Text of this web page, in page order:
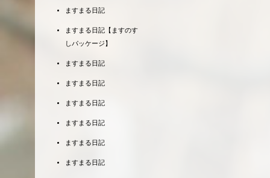
ますまる日記
ますまる日記【ますのす
しパッケージ】
ますまる日記
ますまる日記
ますまる日記
ますまる日記
ますまる日記
ますまる日記